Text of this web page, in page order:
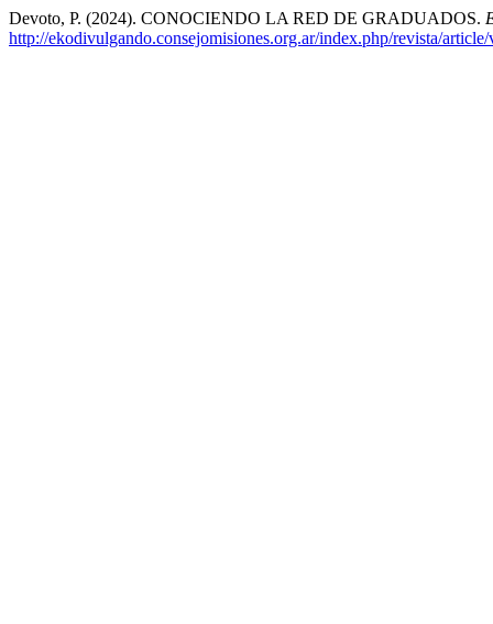
Devoto, P. (2024). CONOCIENDO LA RED DE GRADUADOS.
http://ekodivulgando.consejomisiones.org.ar/index.php/revista/